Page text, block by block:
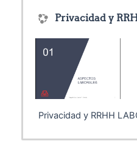
Privacidad y
Privacidad y RRHH